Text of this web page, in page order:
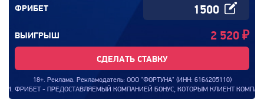
ФРИБЕТ
ВЫИГРЫШ 2 520 ₽
СДЕЛАТЬ СТАВКУ
18+. Реклама. Рекламодатель: ООО "ФОРТУНА" (ИНН: 6164205110)
ПРЕДОСТАВЛЯЕМЫЙ КОМПАНИЕЙ БОНУС, КОТОРЫМ КЛИЕНТ КОМПАНИИ МОЖЕТ